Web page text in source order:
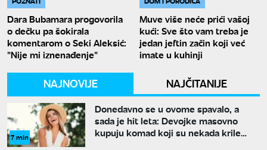
NAJNOVIJE NAJČITANIJE
7 min
Donedavno se u ovome spavalo, a
sada je hit leta: Devojke masovno
kupuju komad koji su nekada krile
Dara Bubamara progovorila
o dečku pa šokirala
komentarom o Seki Aleksić:
"Nije mi iznenađenje"
Muve više neće prići vašoj
kući: Sve što vam treba je
jedan jeftin začin koji već
imate u kuhinji